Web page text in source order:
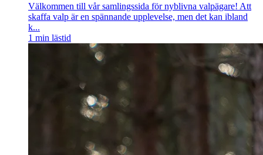
Välkommen till vår samlingssida för nyblivna valpägare! Att
skaffa valp är en spännande upplevelse, men det kan ibland
k...
1 min lästid